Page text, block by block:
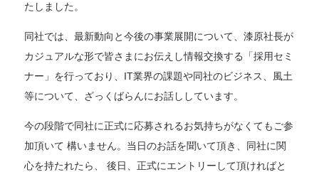
たしました。
同社では、最新動向と今後の事業展開について、漆原社長が
カジュアルな形で皆さまにお伝えし情報交換する「採用セミ
ナー」を行っており、IT業界の課題や同社のビジネス、風土
等について、ざっくばらんにお話ししています。
今の段階で同社に正式に応募されるお気持ちがなくてもご参
加頂いて 構いません。当日のお話を聞いて頂き、同社に関
心を持たれたら、 後日、正式にエントリーして頂ければと